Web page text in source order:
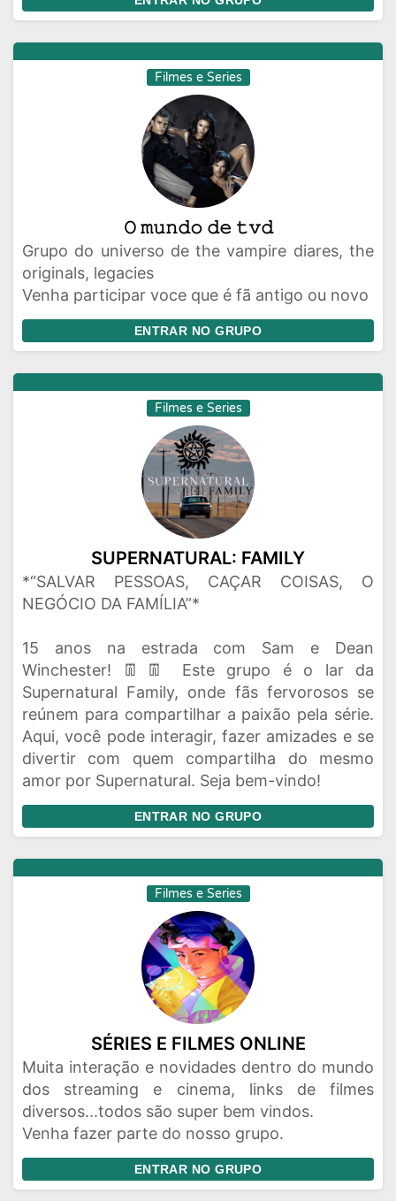
Filmes e Series
𝙾 𝚖𝚞𝚗𝚍𝚘 𝚍𝚎 𝚝𝚟𝚍
Grupo do universo de the vampire diares, the
originals, legacies
Venha participar voce que é fã antigo ou novo
ENTRAR NO GRUPO
Filmes e Series
SUPERNATURAL: FAMILY
*“SALVAR PESSOAS, CAÇAR COISAS, O
NEGÓCIO DA FAMÍLIA”*
15 anos na estrada com Sam e Dean
Winchester! 👖👖 Este grupo é o lar da
Supernatural Family, onde fãs fervorosos se
reúnem para compartilhar a paixão pela série.
Aqui, você pode interagir, fazer amizades e se
divertir com quem compartilha do mesmo
amor por Supernatural. Seja bem-vindo!
ENTRAR NO GRUPO
Filmes e Series
SÉRIES E FILMES ONLINE
Muita interação e novidades dentro do mundo
dos streaming e cinema, links de filmes
diversos...todos são super bem vindos.
Venha fazer parte do nosso grupo.
ENTRAR NO GRUPO